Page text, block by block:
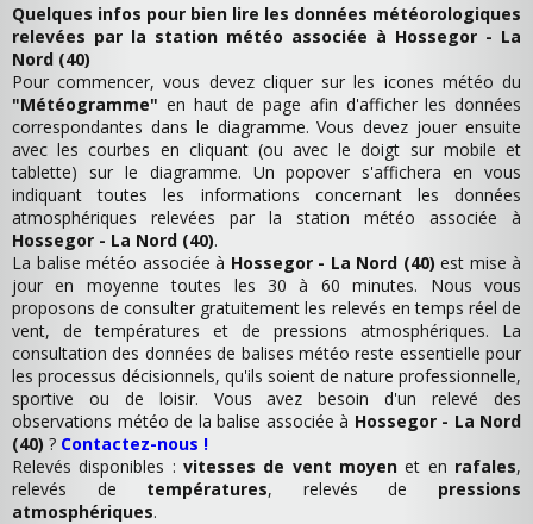
Quelques infos pour bien lire les données météorologiques
relevées par la station météo associée à Hossegor - La
Nord (40)
Pour commencer, vous devez cliquer sur les icones météo du
"Météogramme" en haut de page afin d'afficher les données
correspondantes dans le diagramme. Vous devez jouer ensuite
avec les courbes en cliquant (ou avec le doigt sur mobile et
tablette) sur le diagramme. Un popover s'affichera en vous
indiquant toutes les informations concernant les données
atmosphériques relevées par la station météo associée à
Hossegor - La Nord (40).
La balise météo associée à Hossegor - La Nord (40) est mise à
jour en moyenne toutes les 30 à 60 minutes. Nous vous
proposons de consulter gratuitement les relevés en temps réel de
vent, de températures et de pressions atmosphériques. La
consultation des données de balises météo reste essentielle pour
les processus décisionnels, qu'ils soient de nature professionnelle,
sportive ou de loisir. Vous avez besoin d'un relevé des
observations météo de la balise associée à Hossegor - La Nord
(40) ? Contactez-nous !
Relevés disponibles : vitesses de vent moyen et en rafales,
relevés de températures, relevés de pressions
atmosphériques.